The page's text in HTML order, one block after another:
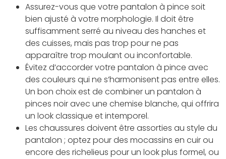
Assurez-vous que votre pantalon à pince soit
bien ajusté à votre morphologie. Il doit être
suffisamment serré au niveau des hanches et
des cuisses, mais pas trop pour ne pas
apparaître trop moulant ou inconfortable.
Évitez d’accorder votre pantalon à pince avec
des couleurs qui ne s’harmonisent pas entre elles.
Un bon choix est de combiner un pantalon à
pinces noir avec une chemise blanche, qui offrira
un look classique et intemporel.
Les chaussures doivent être assorties au style du
pantalon ; optez pour des mocassins en cuir ou
encore des richelieus pour un look plus formel, ou